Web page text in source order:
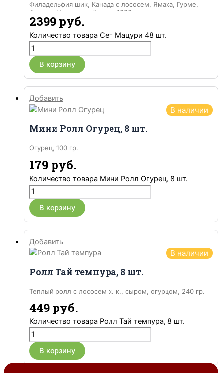
Филадельфия шик, Канада с лососем, Ямаха, Гурме,
Фьюжн, Нот с цыплёнком, 1320 гр.
2399 руб.
Количество товара Сет Мацури 48 шт.
В корзину
Добавить
В наличии
Мини Ролл Огурец, 8 шт.
Огурец, 100 гр.
179 руб.
Количество товара Мини Ролл Огурец, 8 шт.
В корзину
Добавить
В наличии
Ролл Тай темпура, 8 шт.
Теплый ролл с лососем х. к., сыром, огурцом, 240 гр.
449 руб.
Количество товара Ролл Тай темпура, 8 шт.
В корзину